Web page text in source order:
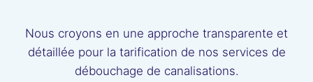
Nous croyons en une approche transparente et
détaillée pour la tarification de nos services de
débouchage de canalisations.